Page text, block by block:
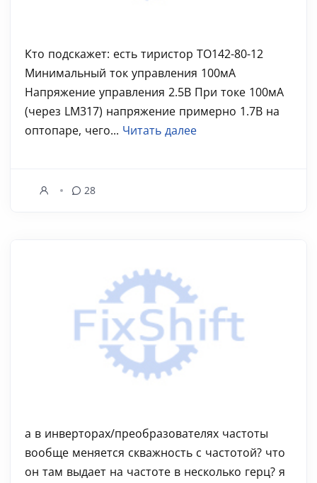
Кто подскажет: есть тиристор ТО142-80-12
Минимальный ток управления 100мА
Напряжение управления 2.5В При токе 100мА
(через LM317) напряжение примерно 1.7В на
оптопаре, чего... Читать далее
28
а в инверторах/преобразователях частоты
вообще меняется скважность с частотой? что
он там выдает на частоте в несколько герц? я